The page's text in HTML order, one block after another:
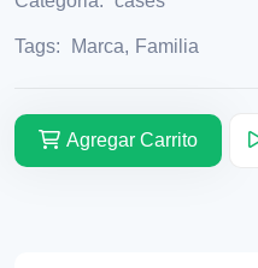
Tags: Marca, Familia
Agregar Carrito